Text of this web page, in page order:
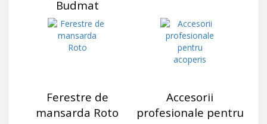
Budmat
Ferestre de
mansarda Roto
Accesorii
profesionale pentru